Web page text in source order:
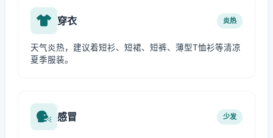
穿衣 炎热
天气炎热，建议着短衫、短裙、短裤、薄型T恤衫等清凉
夏季服装。
感冒 少发